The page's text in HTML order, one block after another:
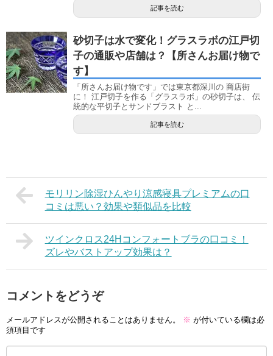
記事を読む
砂切子は水で変化！グラスラボの江戸切
子の通販や店舗は？【所さんお届け物で
す】
「所さんお届け物です」では東京都深川の 商店街
に！ 江戸切子を作る「グラスラボ」の砂切子は、 伝
統的な平切子とサンドブラスト と...
記事を読む
モリリン除湿ひんやり涼感寝具プレミアムの口
コミは悪い？効果や類似品を比較
ツインクロス24Hコンフォートブラの口コミ！
ズレやバストアップ効果は？
コメントをどうぞ
メールアドレスが公開されることはありません。 ※ が付いている欄は必
須項目です